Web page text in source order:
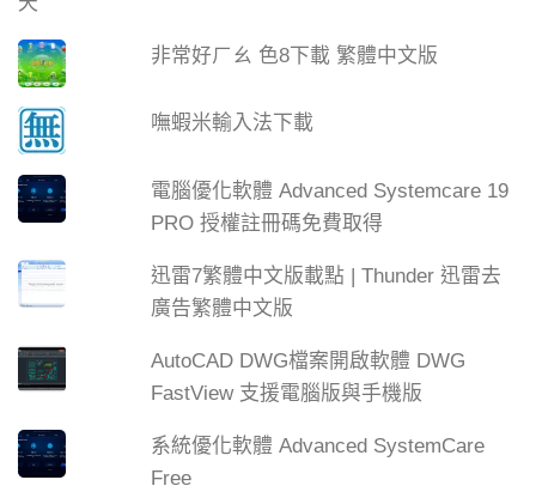
非常好ㄏㄠ 色8下載 繁體中文版
嘸蝦米輸入法下載
電腦優化軟體 Advanced Systemcare 19
PRO 授權註冊碼免費取得
迅雷7繁體中文版載點 | Thunder 迅雷去
廣告繁體中文版
AutoCAD DWG檔案開啟軟體 DWG
FastView 支援電腦版與手機版
系統優化軟體 Advanced SystemCare
Free